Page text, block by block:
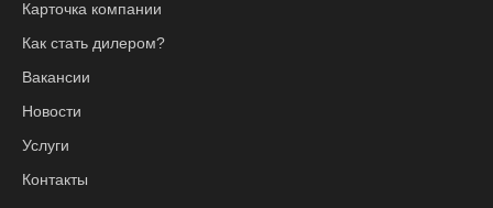
Карточка компании
Как стать дилером?
Вакансии
Новости
Услуги
Контакты